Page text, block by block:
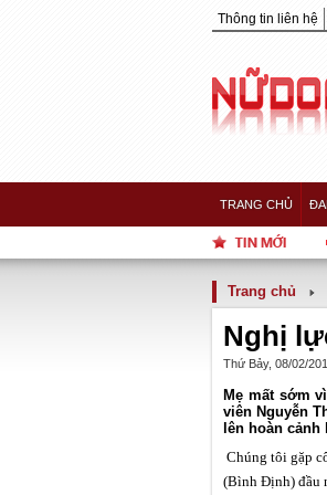
Thông tin liên hệ
TRANG CHỦ
Khoảnh
Trang chủ
Nghị
Thứ Bảy, 08/02/
Mẹ mất sớm
viên Nguyễn
lên hoàn
Chúng tôi gặp
(Bình Định) đầu